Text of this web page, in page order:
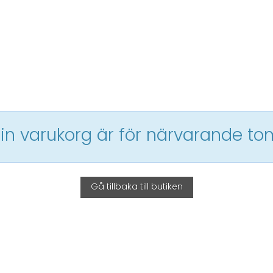
varukorg är för närvarande
Gå tillbaka till butiken